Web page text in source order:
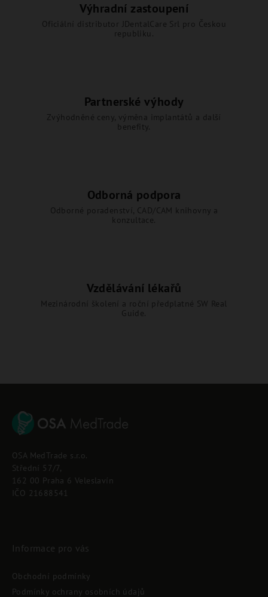
Výhradní zastoupení
Oficiální distributor JDentalCare Srl pro Českou
republiku.
Partnerské výhody
Zvýhodněné ceny, výměna implantátů a další
benefity.
Odborná podpora
Odborné poradenství, CAD/CAM knihovny a
konzultace.
Vzdělávání lékařů
Mezinárodní školení a roční předplatné SW Real
Guide.
OSA MedTrade s.r.o.
Střední 57/7,
162 00 Praha 6 Veleslavín
IČO 21688541
Informace pro vás
Obchodní podmínky
Podmínky ochrany osobních údajů